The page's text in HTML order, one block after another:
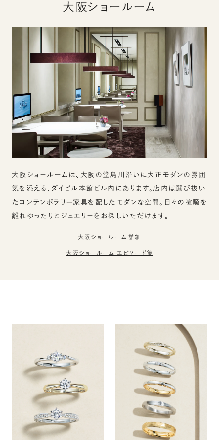
大阪ショールーム
大阪ショールームは、大阪の堂島川沿いに大正モダンの雰囲
気を添える、ダイビル本館ビル内にあります。店内は選び抜い
たコンテンポラリー家具を配したモダンな空間。日々の喧騒を
離れゆったりとジュエリーをお探しいただけます。
大阪ショールーム 詳細
大阪ショールーム エピソード集